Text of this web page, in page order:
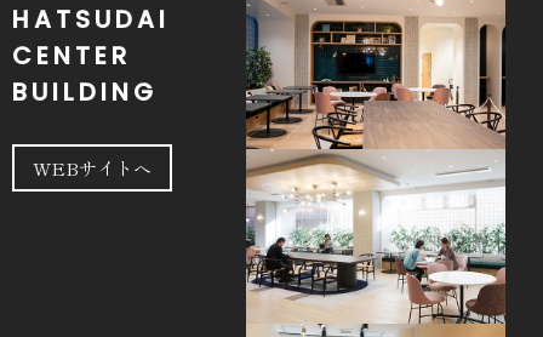
HATSUDAI
CENTER
BUILDING
WEBサイトへ